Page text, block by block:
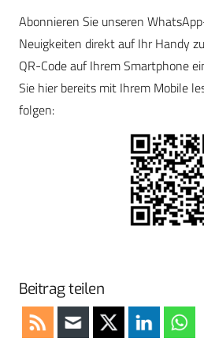
Abonnieren Sie unseren
Neuigkeiten direkt auf Ihr Handy
QR-Code auf Ihrem Smartphone
Sie hier bereits mit Ihrem Mobile
folgen:
Beitrag teilen